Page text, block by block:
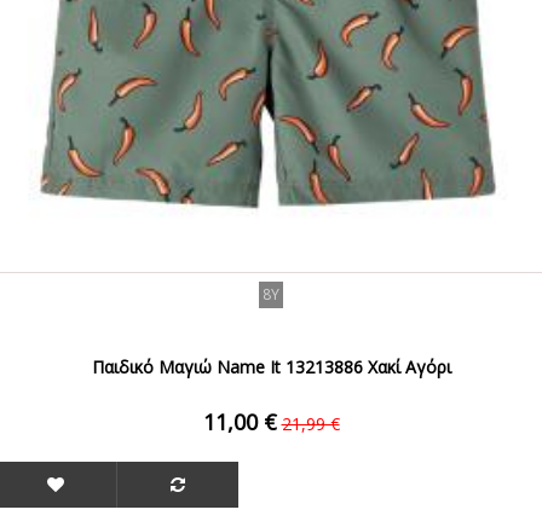
8Y
Παιδικό Μαγιώ Name It 13213886 Χακί Αγόρι
11,00 € 21,99 €